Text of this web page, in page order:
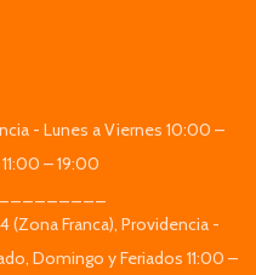
- Lunes a Viernes 10:00 –
– 19:00
(Zona Franca), Providencia -
Domingo y Feriados 11:00 –